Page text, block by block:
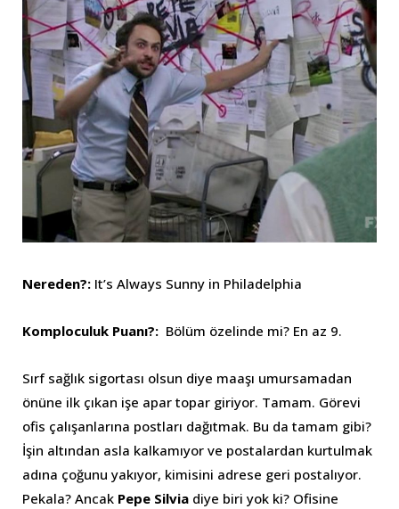
Nereden?: It’s Always Sunny in Philadelphia
Komploculuk Puanı?: Bölüm özelinde mi? En az 9.
Sırf sağlık sigortası olsun diye maaşı umursamadan
önüne ilk çıkan işe apar topar giriyor. Tamam. Görevi
ofis çalışanlarına postları dağıtmak. Bu da tamam gibi?
İşin altından asla kalkamıyor ve postalardan kurtulmak
adına çoğunu yakıyor, kimisini adrese geri postalıyor.
Pekala? Ancak Pepe Silvia diye biri yok ki? Ofisine